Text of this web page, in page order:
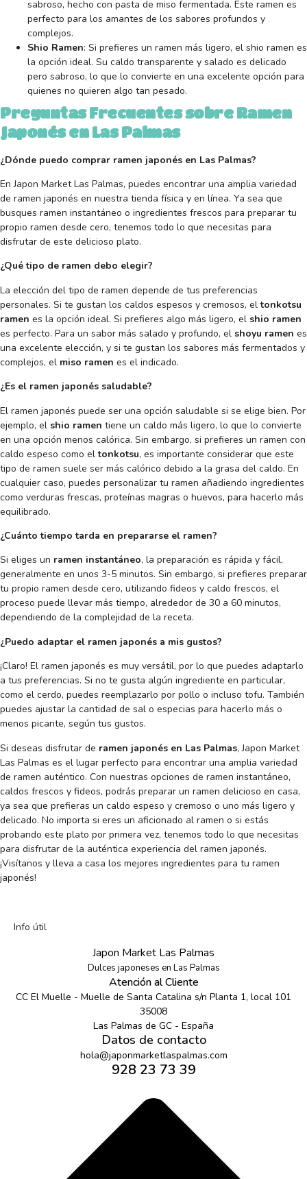
sabroso, hecho con pasta de miso fermentada. Este ramen es
perfecto para los amantes de los sabores profundos y
complejos.
Shio Ramen: Si prefieres un ramen más ligero, el shio ramen es
la opción ideal. Su caldo transparente y salado es delicado
pero sabroso, lo que lo convierte en una excelente opción para
quienes no quieren algo tan pesado.
Preguntas Frecuentes sobre Ramen
Japonés en Las Palmas
¿Dónde puedo comprar ramen japonés en Las Palmas?
En Japon Market Las Palmas, puedes encontrar una amplia variedad
de ramen japonés en nuestra tienda física y en línea. Ya sea que
busques ramen instantáneo o ingredientes frescos para preparar tu
propio ramen desde cero, tenemos todo lo que necesitas para
disfrutar de este delicioso plato.
¿Qué tipo de ramen debo elegir?
La elección del tipo de ramen depende de tus preferencias
personales. Si te gustan los caldos espesos y cremosos, eltonkotsu
ramen es la opción ideal. Si prefieres algo más ligero, el shio ramen
es perfecto. Para un sabor más salado y profundo, el shoyu ramen es
una excelente elección, y si te gustan los sabores más fermentados y
complejos, el miso ramen es el indicado.
¿Es el ramen japonés saludable?
El ramen japonés puede ser una opción saludable si se elige bien. Por
ejemplo, el shio ramen tiene un caldo más ligero, lo que lo convierte
en una opción menos calórica. Sin embargo, si prefieres un ramen con
caldo espeso como eltonkotsu, es importante considerar que este
tipo de ramen suele ser más calórico debido a la grasa del caldo. En
cualquier caso, puedes personalizar tu ramen añadiendo ingredientes
como verduras frescas, proteínas magras o huevos, para hacerlo más
equilibrado.
¿Cuánto tiempo tarda en prepararse el ramen?
Si eliges un ramen instantáneo, la preparación es rápida y fácil,
generalmente en unos 3-5 minutos. Sin embargo, si prefieres preparar
tu propio ramen desde cero, utilizando fideos y caldo frescos, el
proceso puede llevar más tiempo, alrededor de 30 a 60 minutos,
dependiendo de la complejidad de la receta.
¿Puedo adaptar el ramen japonés a mis gustos?
¡Claro! El ramen japonés es muy versátil, por lo que puedes adaptarlo
a tus preferencias. Si no te gusta algún ingrediente en particular,
como el cerdo, puedes reemplazarlo por pollo o incluso tofu. También
puedes ajustar la cantidad de sal o especias para hacerlo más o
menos picante, según tus gustos.
Si deseas disfrutar de ramen japonés en Las Palmas, Japon Market
Las Palmas es el lugar perfecto para encontrar una amplia variedad
de ramen auténtico. Con nuestras opciones de ramen instantáneo,
caldos frescos y fideos, podrás preparar un ramen delicioso en casa,
ya sea que prefieras un caldo espeso y cremoso o uno más ligero y
delicado. No importa si eres un aficionado al ramen o si estás
probando este plato por primera vez, tenemos todo lo que necesitas
para disfrutar de la auténtica experiencia del ramen japonés.
¡Visítanos y lleva a casa los mejores ingredientes para tu ramen
japonés!
Info útil
Japon Market Las Palmas
Dulces japoneses en Las Palmas
Atención al Cliente
CC El Muelle - Muelle de Santa Catalina s/n Planta 1, local 101
35008
Las Palmas de GC - España
Datos de contacto
hola@japonmarketlaspalmas.com
928 23 73 39